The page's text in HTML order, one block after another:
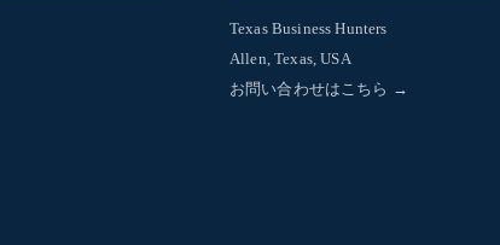
Texas Business Hunters
Allen, Texas, USA
お問い合わせはこちら →